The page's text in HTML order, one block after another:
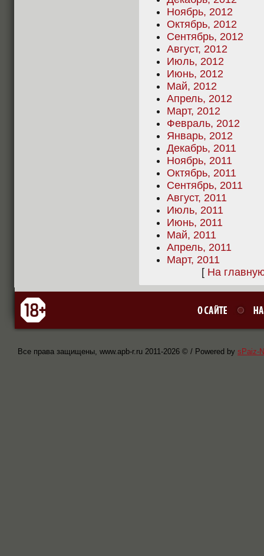
Ноябрь, 2012
Октябрь, 2012
Сентябрь, 2012
Август, 2012
Июль, 2012
Июнь, 2012
Май, 2012
Апрель, 2012
Март, 2012
Февраль, 2012
Январь, 2012
Декабрь, 2011
Ноябрь, 2011
Октябрь, 2011
Сентябрь, 2011
Август, 2011
Июль, 2011
Июнь, 2011
Май, 2011
Апрель, 2011
Март, 2011
[ На
Все права защищены, www.apb-r.ru 2011-2026 © / Powered by sPaiz-